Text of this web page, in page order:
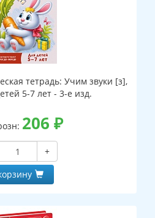
тетрадь: Учим звуки [з],
5-7 лет - 3-е изд.
206 ₽
+